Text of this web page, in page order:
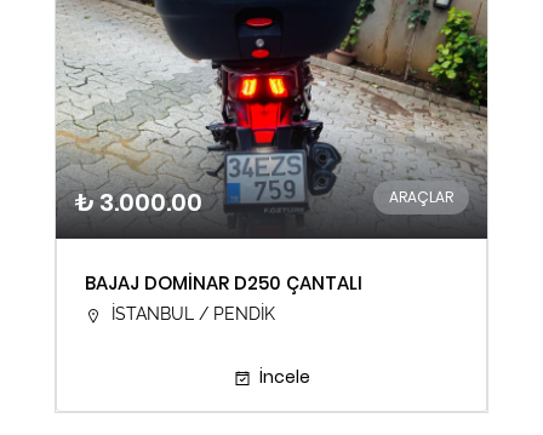
₺ 3.000.00 ARAÇLAR
BAJAJ DOMİNAR D250 ÇANTALI
İSTANBUL / PENDİK
İncele